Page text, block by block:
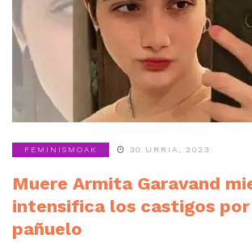
FEMINISMOAK 30 URRIA, 2023
Muere Armita Garavand
intensifica los castigos por
pañuelo